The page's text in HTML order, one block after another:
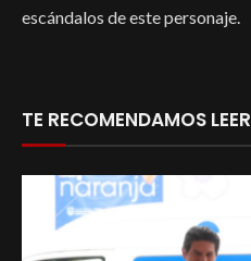
escándalos de este personaje.
TE RECOMENDAMOS LEER